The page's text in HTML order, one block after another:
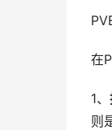
在
1、
则